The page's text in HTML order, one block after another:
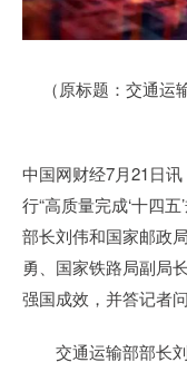
（原标题：交通
中国网财经7月21日
行“高质量完成‘十四
部长刘伟和国家邮政
勇、国家铁路局副局
强国成效，并答记者问
交通运输部部长